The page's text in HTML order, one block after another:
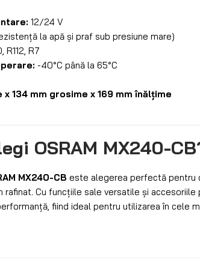
12/24 V
la apă și praf sub presiune mare)
R112, R7
-40°C până la 65°C
x 134 mm grosime x 169 mm înălțime
OSRAM MX240-
MX240-CB este alegerea perfectă pentru
rafinat. Cu funcțiile sale versatile și
fiind ideal pentru utilizarea în cele